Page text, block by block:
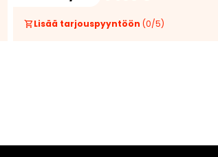
Lisää tarjouspyyntöön (0/5)